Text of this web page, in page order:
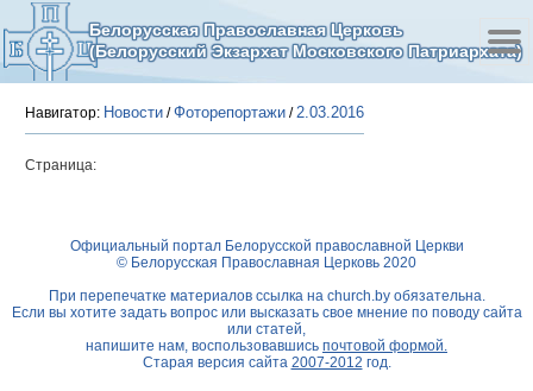
Белорусская Православная Церковь
(Белорусский Экзархат Московского Патриархата)
Навигатор: Новости /Фоторепортажи /2.03.2016
Страница:
Официальный портал Белорусской православной Церкви
© Белорусская Православная Церковь 2020
При перепечатке материалов ссылка на church.byобязательна.
Если вы хотите задать вопрос или высказать свое мнение по поводу сайта
или статей,
напишите нам, воспользовавшись почтовой формой.
Старая версия сайта 2007-2012 год.